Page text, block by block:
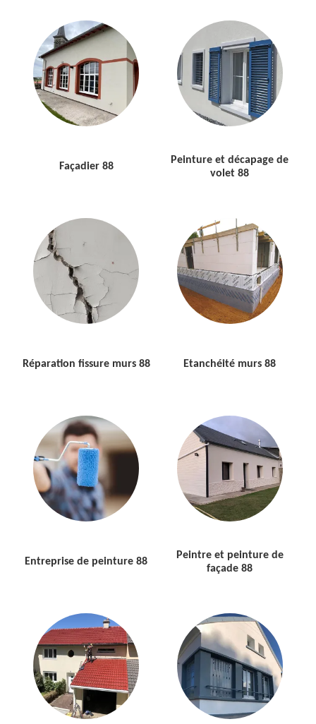
Façadier 88
Peinture et décapage de
volet 88
Réparation fissure murs 88 Etanchéité murs 88
Entreprise de peinture 88
Peintre et peinture de
façade 88